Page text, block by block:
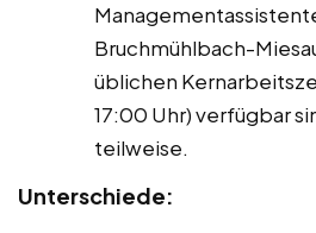
Bruchmühlbach-
üblichen
17:00 Uhr) verfügbar
teilweise.
Unterschiede: